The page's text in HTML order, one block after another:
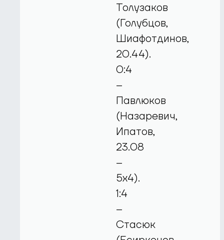
Толузаков
(Голубцов,
Шиафотдинов,
20.44).
0:4
–
Павлюков
(Назаревич,
Ипатов,
23.08
–
5х4).
1:4
–
Стасюк